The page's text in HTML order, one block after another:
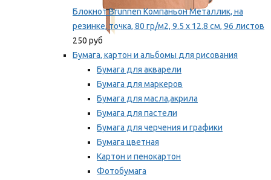
Блокнот Brunnen Компаньон Металлик, на
резинке, точка, 80 гр/м2, 9.5 х 12.8 см, 96 листов
250 руб
Бумага, картон и альбомы для рисования
Бумага для акварели
Бумага для маркеров
Бумага для масла,акрила
Бумага для пастели
Бумага для черчения и графики
Бумага цветная
Картон и пенокартон
Фотобумага